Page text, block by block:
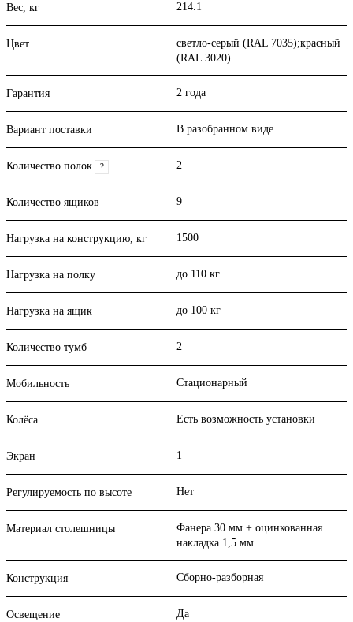
Вес, кг 214.1
Цвет
светло-серый (RAL 7035);красный
(RAL 3020)
Гарантия 2 года
Вариант поставки В разобранном виде
Количество полок ? 2
Количество ящиков 9
Нагрузка на конструкцию, кг 1500
Нагрузка на полку до 110 кг
Нагрузка на ящик до 100 кг
Количество тумб 2
Мобильность Стационарный
Колёса Есть возможность установки
Экран 1
Регулируемость по высоте Нет
Материал столешницы
Фанера 30 мм + оцинкованная
накладка 1,5 мм
Конструкция Сборно-разборная
Освещение Да